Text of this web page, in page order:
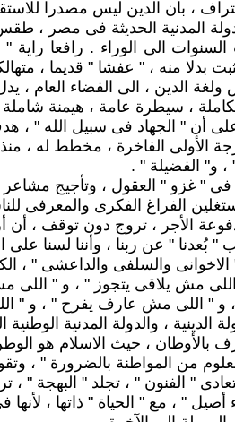
، بأن الدين ليس مصدرا
المدنية الحديثة فى مصر ،
السنوات الى الوراء . رافعا
بدلا منه ، " عفشا " قديما ،
الدين ، الى الفضاء العام ،
، سيطرة عامة ، هيمنة
أن " الجهاد فى سبيل الله " ،
الأولى الفاخرة ، مخطط له ،
، و" الفضيلة " .
فى " غزو " العقول ، وتأجيج مشاعر
الفراغ الفكرى والمعرفى
الأجر ، تروج دون توقف ، أن
" بُعدنا " عن ربنا ، وأننا لسنا على
الاخوانى والسلفى والداعشى " ،
مش يلاقى يتجوز " ، و " اللى
، و " اللى مش عارف يفرح " ، و
الدينية ، والدولة المدنية
بالأوطان ، حيث الاسلام هو
من المواطنة بالضرورة " ،
" الفنون " ، تجلد " البهجة " ،
أصيل " ، مع " الحياة " ذاتها ، لأنها